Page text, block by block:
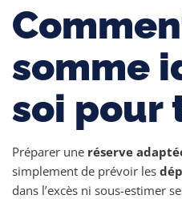
somme
soi pour
Préparer une réserve
simplement de prévoir les
dans l’excès ni sous-estimer